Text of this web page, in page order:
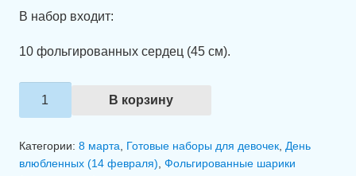
В набор входит:
10 фольгированных сердец (45 см).
Количество
товара
шаров
В корзину
Категории: 8 марта Готовые наборы для девочек День
влюбленных (14 февраля) Фольгированные шарики